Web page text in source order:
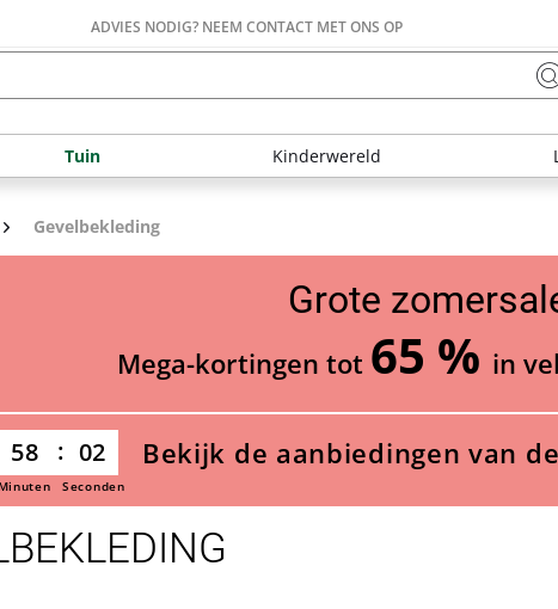
ADVIES NODIG? NEEM CONTACT MET ONS OP
Tuin Kinderwereld
Gevelbekleding
Grote
Mega-kortingen tot 65 % in
58 01
Minuten Seconden
Bekijk de aanbiedingen van